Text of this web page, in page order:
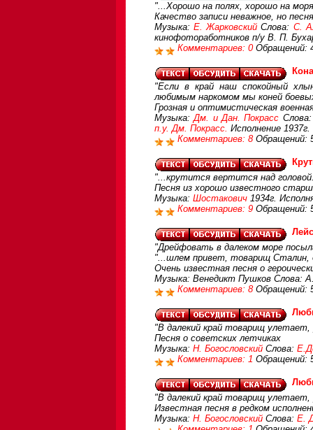
"...Хорошо на полях, хорошо на
Качество записи неважное, но
Музыка:Е. Жарковский Слова: С.
кинофотоработников п/у В. П.
Комментариев: 0 Обращений:
"Если в край наш спокойный
любимым наркомом мы коней
Грозная и оптимистическая
Музыка:Дм. и Дан. Покрасс
п.у. Дм. Покрасс. Исполнение 1937г.
Комментариев: 8 Обращений:
"...крутится вертится над
Песня из хорошо известного
Музыка: Шостакович 1934г.
Комментариев: 9 Обращений:
"Дрейфовать в далеком море
"...шлем привет, товарищ Сталин,
Очень известная песня о
Музыка: Венедикт Пушков Слова:
Комментариев: 8 Обращений:
"В далекий край товарищ
Песня о советских летчиках
Музыка: Н. Богословский Слова:
Комментариев: 1 Обращений:
"В далекий край товарищ
Известная песня в редком
Музыка: Н. Богословский Слова: Е.